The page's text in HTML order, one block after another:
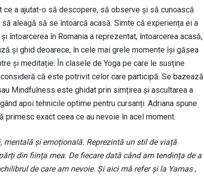
a ajutat-o să descopere, să observe și să cunoască
aleagă să se întoarcă acasă. Simte că experiența ei a
întoarcerea în Romania a reprezentat, întoarcerea acasă,
și ghid deoarece, în cele mai grele momente își găsea
și meditație. În clasele de Yoga pe care le susține
că este potrivit celor care participă. Se bazează
Mindfulness este ghidat prin simțirea și ascultarea a
apoi tehnicile optime pentru cursanți. Adriana spune
exact ceea ce au nevoie în acel moment.
mentală și emoțională. Reprezintă un stil de viață
din ființa mea. De fiecare dată când am tendința de a
de care am nevoie. Și aici mă refer și la Yamas ,